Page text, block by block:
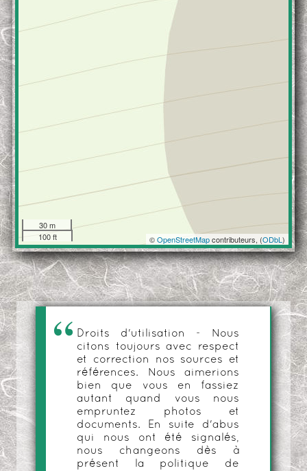
30 m
100 ft
©OpenStreetMapcontributeurs, (ODbL)
Droits d'utilisation - Nous
citons toujours avec respect
et correction nos sources et
références. Nous aimerions
bien que vous en fassiez
autant quand vous nous
empruntez photos et
documents. En suite d'abus
qui nous ont été signalés,
nous changeons dès à
présent la politique de